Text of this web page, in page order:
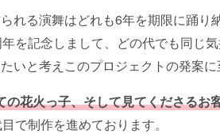
れる演舞はどれも6年を期限に踊り
を記念しまして、どの代でも同じ
いと考えこのプロジェクトの発案に
の花火っ子、そして見てくださるお
で制作を進めております。